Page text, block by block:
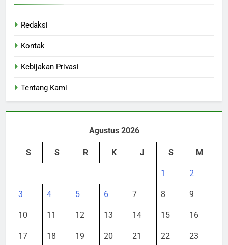
Redaksi
Kontak
Kebijakan Privasi
Tentang Kami
Agustus 2026
S S R K J S M
1 2
3 4 5 6 7 8 9
10 11 12 13 14 15 16
17 18 19 20 21 22 23